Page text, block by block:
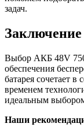
задач.
Выбор АКБ 48V
обеспечения
батарея сочетает
временем
идеальным
Наши